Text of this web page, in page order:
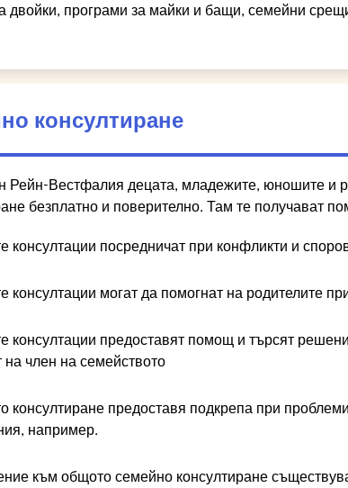
двойки, програми за майки и бащи, семейни
консултиране
Рейн-Вестфалия децата, младежите, юношите и
безплатно и поверително. Там те получават
консултации посредничат при конфликти и
консултации могат да помогнат на родителите
консултации предоставят помощ и търсят
на член на семейството
консултиране предоставя подкрепа при
например.
към общото семейно консултиране